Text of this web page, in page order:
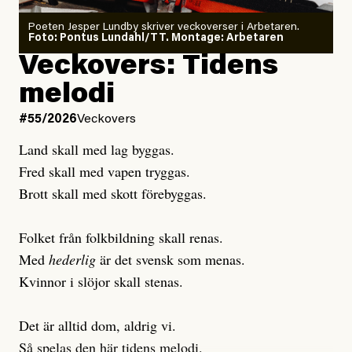
Publicerad6 August, 2026
Uppdaterad6 August, 2026
Joel Kellgren
Publicerad3 August, 2026
Uppdaterad3 August, 2026
Poeten Jesper Lundby skriver veckoverser i Arbetaren.
Foto: Pontus Lundahl/TT. Montage: Arbetaren
Veckovers: Tidens
melodi
#55/2026Veckovers
Land skall med lag byggas.
Fred skall med vapen tryggas.
Brott skall med skott förebyggas.
Folket från folkbildning skall renas.
Med hederlig är det svensk som menas.
Kvinnor i slöjor skall stenas.
Det är alltid dom, aldrig vi.
Så spelas den här tidens melodi.